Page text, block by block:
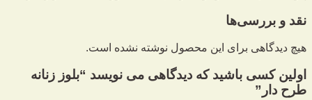
نقد و بررسی‌ها
هیچ دیدگاهی برای این محصول نوشته نشده است.
اولین کسی باشید که دیدگاهی می نویسد “بلوز زنانه
طرح دار”